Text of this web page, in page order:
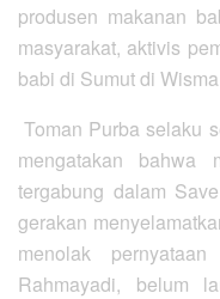
produsen makanan
masyarakat, aktivis
babi di Sumut di
Toman Purba selaku
mengatakan bahwa
tergabung dalam
gerakan
menolak
Rahmayadi, belum